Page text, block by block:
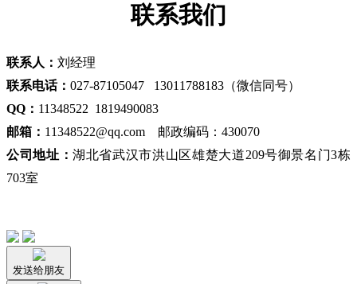
联系我们
联系人： 刘经理
联系电话： 027-87105047 13011788183（微信同号）
QQ： 11348522 1819490083
邮箱： 11348522@qq.com 邮政编码：430070
公司地址：湖北省武汉市洪山区雄楚大道209号御景名门3栋
703室
发送给朋友